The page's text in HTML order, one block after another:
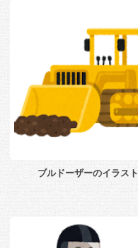
ブルドーザーのイラスト